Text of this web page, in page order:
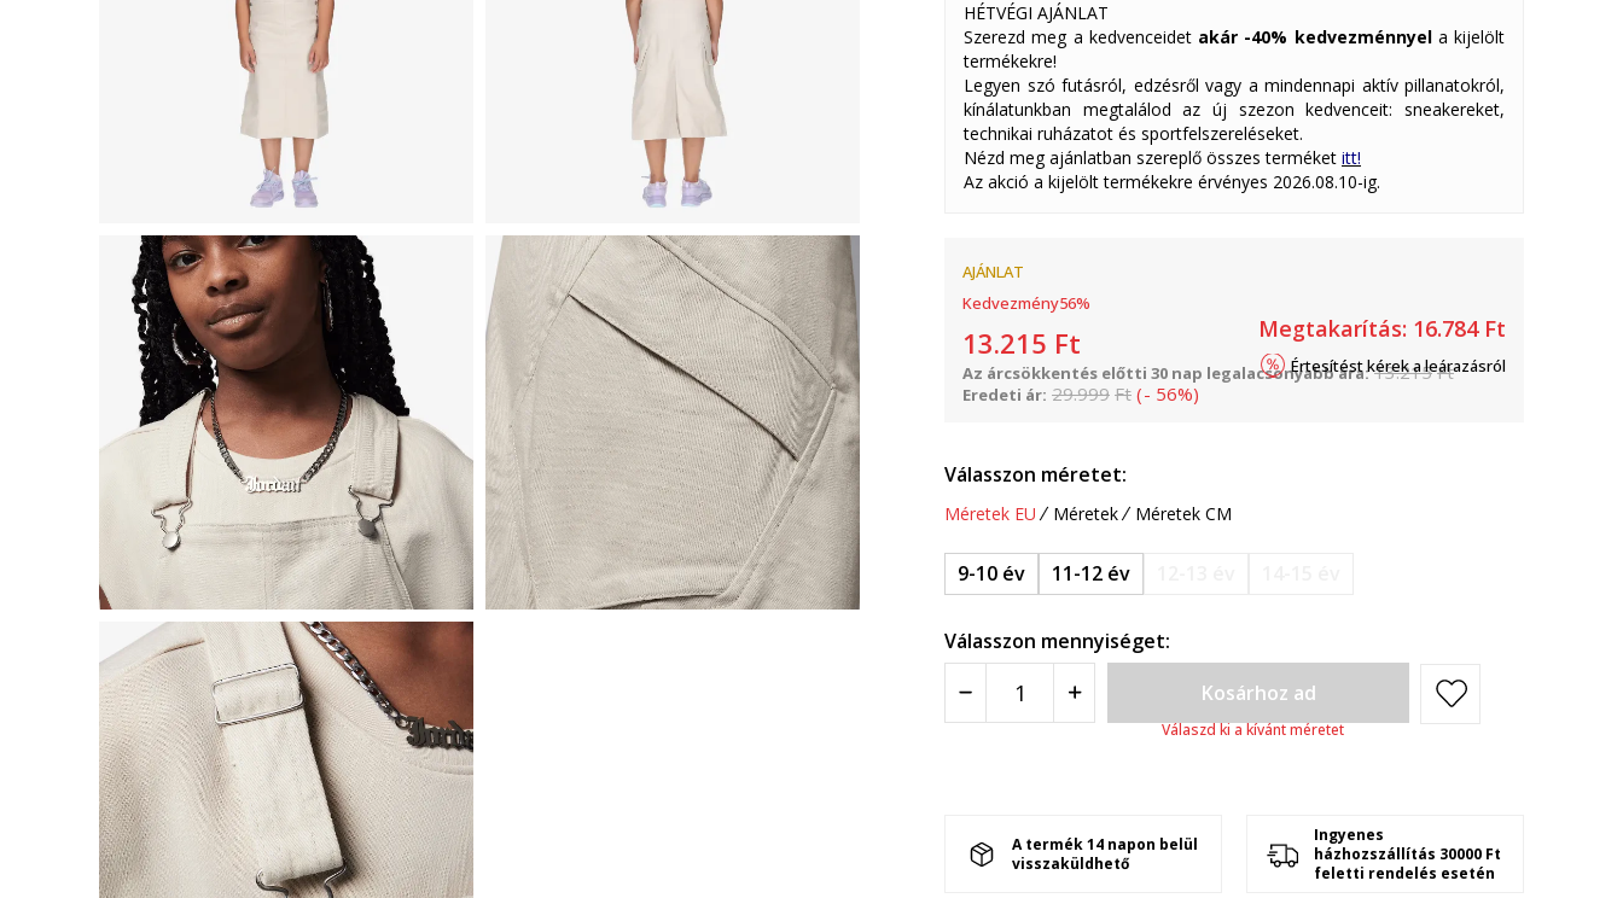
HÉTVÉGI AJÁNLAT
Szerezd meg a kedvenceidet akár -40% kedvezménnyel a kijelölt
termékekre!
Legyen szó futásról, edzésről vagy a mindennapi aktív pillanatokról,
kínálatunkban megtalálod az új szezon kedvenceit: sneakereket,
technikai ruházatot és sportfelszereléseket.
Nézd meg ajánlatban szereplő összes terméket itt!
Az akció a kijelölt termékekre érvényes 2026.08.10-ig.
AJÁNLAT
Kedvezmény56%
13.215 Ft
Az árcsökkentés előtti 30 nap legalacsonyabb ára: 13.215 Ft
Eredeti ár: 29.999 Ft (- 56%)
Megtakarítás: 16.784 Ft
Értesítést kérek a leárazásról
Válasszon méretet:
Méretek EU Méretek Méretek CM
9-10 év 11-12 év
Válasszon mennyiséget:
Kosárhoz ad
Válaszd ki a kívánt méretet
A termék 14 napon belül
visszaküldhető
Ingyenes
házhozszállítás 30000 Ft
feletti rendelés esetén